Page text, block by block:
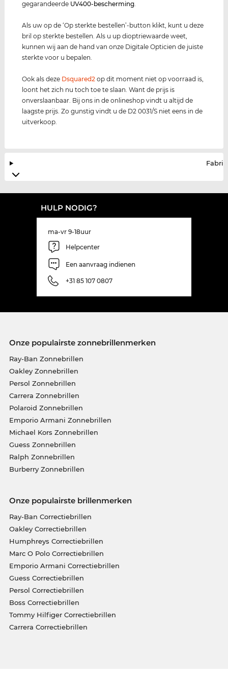
gegarandeerde UV400-bescherming.
Als uw op de ‘Op sterkte bestellen’-button klikt, kunt u deze
bril op sterkte bestellen. Als u up dioptriewaarde weet,
kunnen wij aan de hand van onze Digitale Opticien de juiste
sterkte voor u bepalen.
Ook als deze Dsquared2 op dit moment niet op voorraad is,
loont het zich nu toch toe te slaan. Want de prijs is
onverslaanbaar. Bij ons in de onlineshop vindt u altijd de
laagste prijs. Zo gunstig vindt u de D2 0031/S niet eens in de
uitverkoop.
HULP NODIG?
ma-vr 9-18uur
Helpcenter
Een aanvraag indienen
+31 85 107 0807
Onze populairste zonnebrillenmerken
Ray-Ban Zonnebrillen
Oakley Zonnebrillen
Persol Zonnebrillen
Carrera Zonnebrillen
Polaroid Zonnebrillen
Emporio Armani Zonnebrillen
Michael Kors Zonnebrillen
Guess Zonnebrillen
Ralph Zonnebrillen
Burberry Zonnebrillen
Onze populairste brillenmerken
Ray-Ban Correctiebrillen
Oakley Correctiebrillen
Humphreys Correctiebrillen
Marc O Polo Correctiebrillen
Emporio Armani Correctiebrillen
Guess Correctiebrillen
Persol Correctiebrillen
Boss Correctiebrillen
Tommy Hilfiger Correctiebrillen
Carrera Correctiebrillen